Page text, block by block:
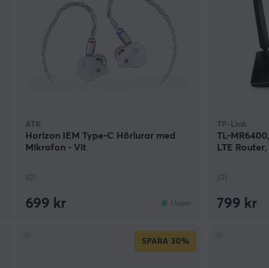
ATK
Horizon IEM Type-C Hörlurar med
Mikrofon - Vit
(0)
699 kr I lager
TP-Link
TL-
LTE
(0)
799 kr
SPARA 30%